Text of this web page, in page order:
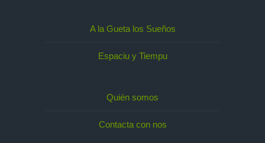
A la Gueta los Sueños
Espaciu y Tiempu
Quién somos
Contacta con nos